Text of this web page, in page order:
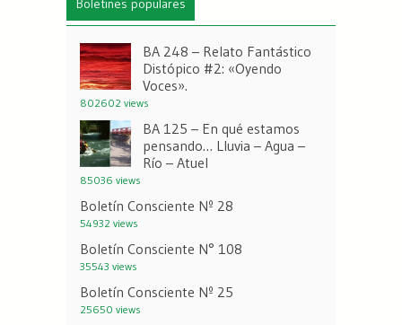
Boletines populares
BA 248 – Relato Fantástico
Distópico #2: «Oyendo
Voces».
802602 views
BA 125 – En qué estamos
pensando… Lluvia – Agua –
Río – Atuel
85036 views
Boletín Consciente Nº 28
54932 views
Boletín Consciente N° 108
35543 views
Boletín Consciente Nº 25
25650 views